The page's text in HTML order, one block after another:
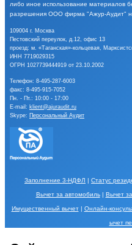
либо иное использование материалов
разрешения ООО фирма "Ажур-Аудит" не
109004 г. Москва
Пестовский переулок, д.12, офис 13
проезд: м. «Таганская»-кольцевая,
ИНН 7719029315
ОГРН 1027739444919 от 23.10.2002
Телефон: 8-495-287-6003
факс: 8-495-915-7052
Пн. - Пт.: 10:00 - 17:00
E-mail: klient@ajuraudit.ru
Skype: Персональный Аудит
Заполнение 3-НДФЛ | Статус
Вычет за автомобиль| Вычет
Имущественный вычет| Онлайн-
ычет
Порядок обработки Ваших